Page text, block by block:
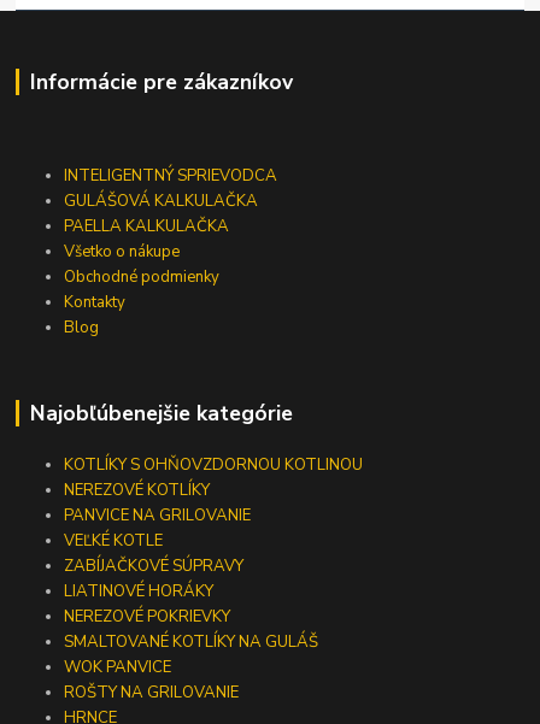
Informácie pre zákazníkov
INTELIGENTNÝ SPRIEVODCA
GULÁŠOVÁ KALKULAČKA
PAELLA KALKULAČKA
Všetko o nákupe
Obchodné podmienky
Kontakty
Blog
Najobľúbenejšie kategórie
KOTLÍKY S OHŇOVZDORNOU KOTLINOU
NEREZOVÉ KOTLÍKY
PANVICE NA GRILOVANIE
VEĽKÉ KOTLE
ZABÍJAČKOVÉ SÚPRAVY
LIATINOVÉ HORÁKY
NEREZOVÉ POKRIEVKY
SMALTOVANÉ KOTLÍKY NA GULÁŠ
WOK PANVICE
ROŠTY NA GRILOVANIE
HRNCE